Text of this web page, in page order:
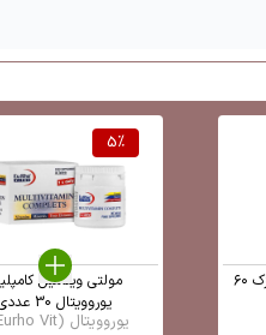
قرص سیستین B6 زینک رازک ۶۰
5%
مولتی ویتامین
یوروویتال 30 عددی
یوروویتال (Eurho Vit ...